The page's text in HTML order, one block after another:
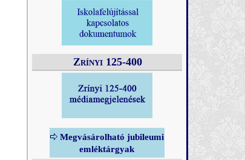
Zrínyi 125-400
Megvásárolható jubileumi
emléktárgyak